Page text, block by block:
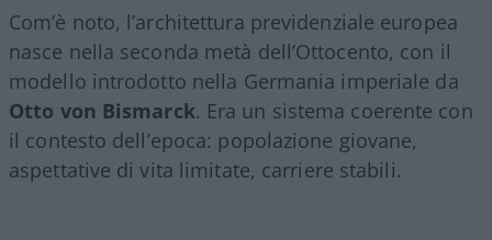
Com’è noto, l’architettura previdenziale europea
nasce nella seconda metà dell’Ottocento, con il
modello introdotto nella Germania imperiale da
Otto von Bismarck. Era un sistema coerente con
il contesto dell’epoca: popolazione giovane,
aspettative di vita limitate, carriere stabili.